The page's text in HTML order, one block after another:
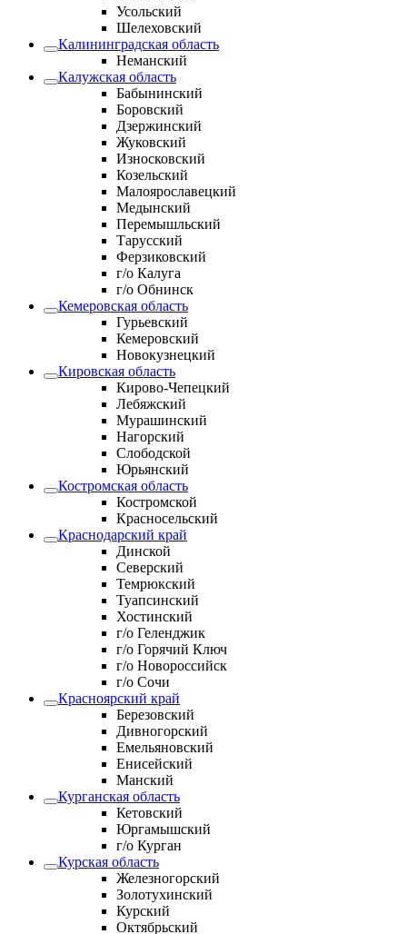
Усольский
Шелеховский
Калининградская область
Неманский
Калужская область
Бабынинский
Боровский
Дзержинский
Жуковский
Износковский
Козельский
Малоярославецкий
Медынский
Перемышльский
Тарусский
Ферзиковский
г/о Калуга
г/о Обнинск
Кемеровская область
Гурьевский
Кемеровский
Новокузнецкий
Кировская область
Кирово-Чепецкий
Лебяжский
Мурашинский
Нагорский
Слободской
Юрьянский
Костромская область
Костромской
Красносельский
Краснодарский край
Динской
Северский
Темрюкский
Туапсинский
Хостинский
г/о Геленджик
г/о Горячий Ключ
г/о Новороссийск
г/о Сочи
Красноярский край
Березовский
Дивногорский
Емельяновский
Енисейский
Манский
Курганская область
Кетовский
Юргамышский
г/о Курган
Курская область
Железногорский
Золотухинский
Курский
Октябрьский